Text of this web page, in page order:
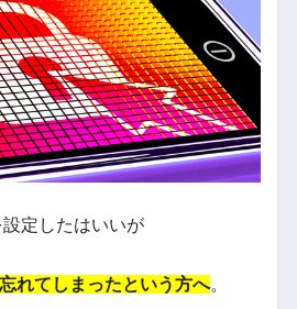
定したはいいが
れてしまったという方へ。